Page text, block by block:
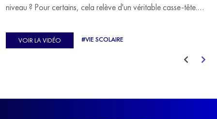
niveau ? Pour certains, cela relève d'un véritable casse-tête.
d'Europe de Horse-ball, qui a failli abandonner ses études
avant de trouver un nouvel équilibre.
VOIR LA VIDÉO #VIE SCOLAIRE